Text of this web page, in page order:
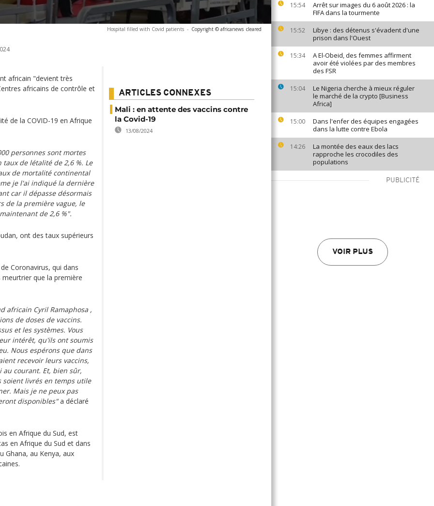
15:54
Arrêt sur images du 6 août 2026 : la
FIFA dans la tourmente
15:52
Libye : des détenus s'évadent d'une
prison dans l'Ouest
15:34
A El-Obeid, des femmes affirment
avoir été violées par des membres
des FSR
15:04
Le Nigeria cherche à mieux réguler
le marché de la crypto [Business
Africa]
15:00
Dans l'enfer des équipes engagées
dans la lutte contre Ebola
14:26
La montée des eaux des lacs
rapproche les crocodiles des
populations
PUBLICITÉ
VOIR PLUS
Hospital filled with Covid patients - Copyright © africanews cleared
africain "devient très
africains de contrôle et
de la COVID-19 en Afrique
personnes sont mortes
de létalité de 2,6 %. Le
de mortalité continental
je l'ai indiqué la dernière
car il dépasse désormais
de la première vague, le
de 2,6 %".
ont des taux supérieurs
Coronavirus, qui dans
que la première
africain Cyril Ramaphosa ,
de doses de vaccins.
et les systèmes. Vous
intérêt, qu'ils ont soumis
Nous espérons que dans
recevoir leurs vaccins,
courant. Et, bien sûr,
soient livrés en temps utile
Mais je ne peux pas
disponibles"a déclaré
en Afrique du Sud, est
en Afrique du Sud et dans
Ghana, au Kenya, aux
ARTICLES CONNEXES
Mali : en attente des vaccins contre
la Covid-19
13/08/2024